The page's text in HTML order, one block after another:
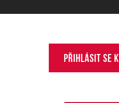
Přihlásit se k